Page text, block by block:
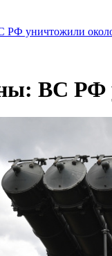
уничтожили около
ВС РФ